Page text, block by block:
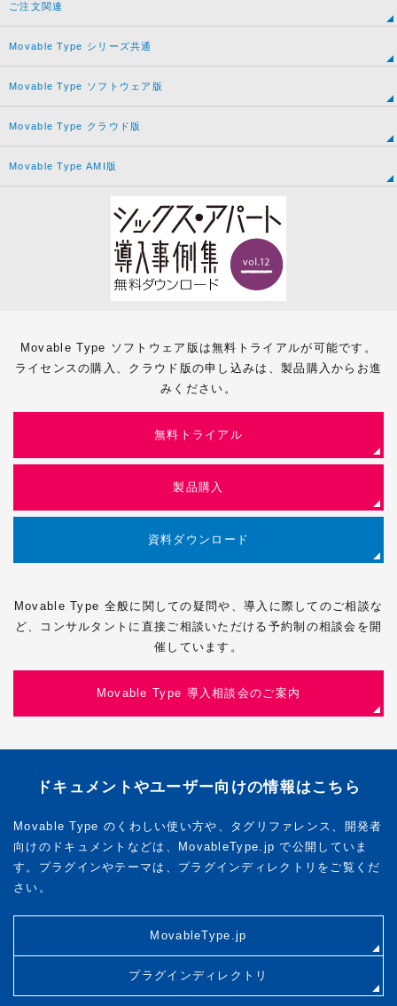
ご注文関連
Movable Type シリーズ共通
Movable Type ソフトウェア版
Movable Type クラウド版
Movable Type AMI版
Movable Type ソフトウェア版は無料トライアルが可能です。
ライセンスの購入、クラウド版の申し込みは、製品購入からお進
みください。
無料トライアル
製品購入
資料ダウンロード
Movable Type 全般に関しての疑問や、導入に際してのご相談な
ど、コンサルタントに直接ご相談いただける予約制の相談会を開
催しています。
Movable Type 導入相談会のご案内
ドキュメントやユーザー向けの情報はこちら
Movable Type のくわしい使い方や、タグリファレンス、開発者
向けのドキュメントなどは、MovableType.jp で公開していま
す。プラグインやテーマは、プラグインディレクトリをご覧くだ
さい。
MovableType.jp
プラグインディレクトリ